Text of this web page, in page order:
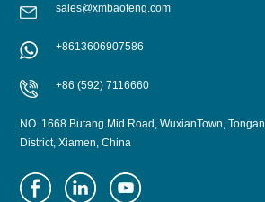
sales@xmbaofeng.com
+8613606907586
+86 (592) 7116660
NO. 1668 Butang Mid Road, WuxianTown, Tongan
District, Xiamen, China